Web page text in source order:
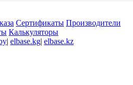
Сертификаты Производители
Калькуляторы
| elbase.kg| elbase.kz